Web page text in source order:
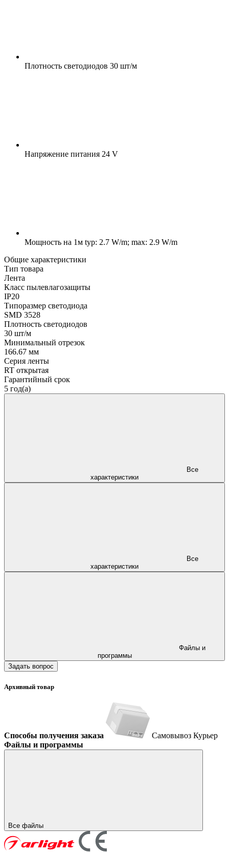
Плотность светодиодов 30 шт/м
Напряжение питания 24 V
Мощность на 1м typ: 2.7 W/m; max: 2.9 W/m
Общие характеристики
Тип товара
Лента
Класс пылевлагозащиты
IP20
Типоразмер светодиода
SMD 3528
Плотность светодиодов
30 шт/м
Минимальный отрезок
166.67 мм
Серия ленты
RT открытая
Гарантийный срок
5 год(а)
характеристики
характеристики
программы
Задать вопрос
Архивный товар
Способы получения заказа Самовывоз Курьер
Файлы и программы
Все файлы